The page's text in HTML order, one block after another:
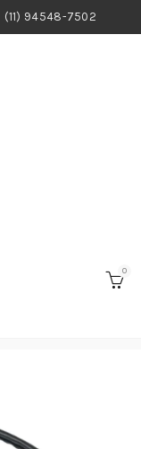
(11) 94548-7502
0